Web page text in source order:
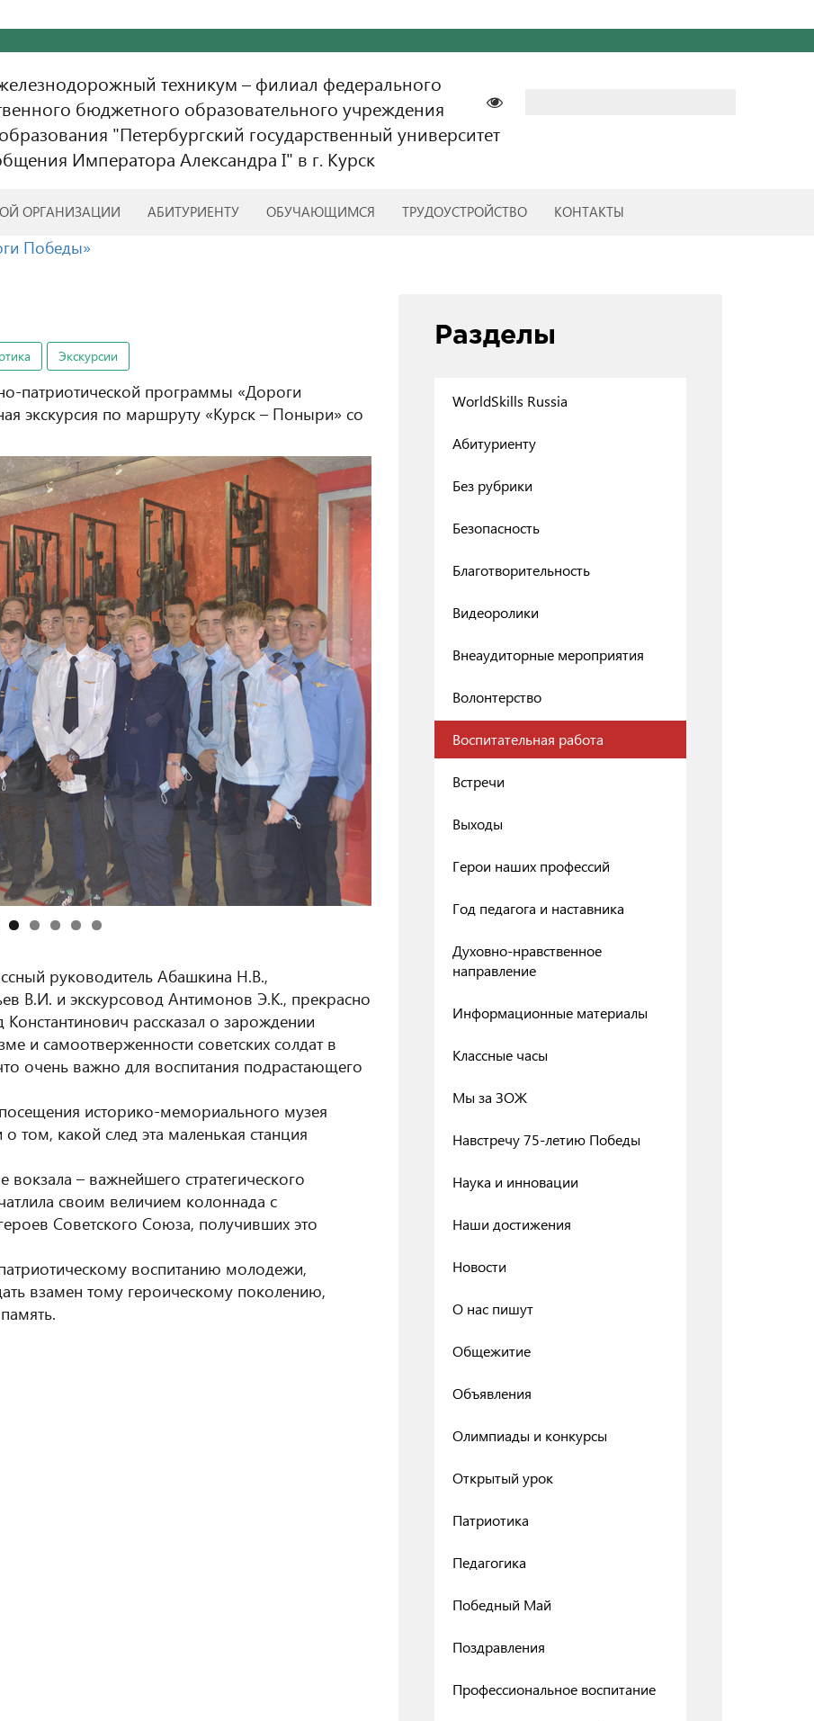
техникум – филиал федерального
бюджетного образовательного учреждения
"Петербургский государственный университет
Императора Александра I" в г. Курск
ОРГАНИЗАЦИИ АБИТУРИЕНТУ ОБУЧАЮЩИМСЯ ТРУДОУСТРОЙСТВО КОНТАКТЫ
Победы»
Экскурсии
патриотической программы «Дороги
экскурсия по маршруту «Курск – Поныри» со
руководитель Абашкина Н.В.,
В.И. и экскурсовод Антимонов Э.К., прекрасно
рассказал о зарождении
и самоотверженности советских солдат в
очень важно для воспитания подрастающего
историко-мемориального музея
том, какой след эта маленькая станция
– важнейшего стратегического
своим величием колоннада с
Советского Союза, получивших это
воспитанию молодежи,
взамен тому героическому поколению,
Разделы
WorldSkills Russia
Абитуриенту
Без рубрики
Безопасность
Благотворительность
Видеоролики
Внеаудиторные мероприятия
Волонтерство
Воспитательная работа
Встречи
Выходы
Герои наших профессий
Год педагога и наставника
Духовно-нравственное
направление
Информационные материалы
Классные часы
Мы за ЗОЖ
Навстречу 75-летию Победы
Наука и инновации
Наши достижения
Новости
О нас пишут
Общежитие
Объявления
Олимпиады и конкурсы
Открытый урок
Патриотика
Педагогика
Победный Май
Поздравления
Профессиональное воспитание